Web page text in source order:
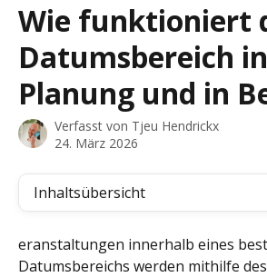
Wie funktioniert
Datumsbereich
Planung und in
Verfasst von Tjeu Hendrickx
24. März 2026
Inhaltsübersicht
eranstaltungen innerhalb eines
Datumsbereichs werden mithilfe